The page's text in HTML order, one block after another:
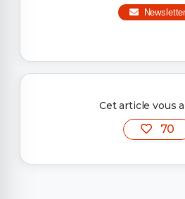
Cet article vous
70